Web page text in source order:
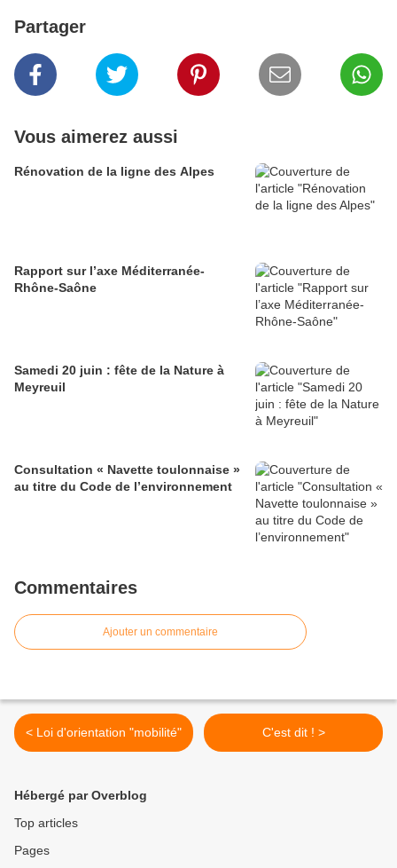
Partager
Vous aimerez aussi
Rénovation de la ligne des Alpes
Rapport sur l’axe Méditerranée-
Rhône-Saône
Samedi 20 juin : fête de la Nature à
Meyreuil
Consultation « Navette toulonnaise »
au titre du Code de l’environnement
Commentaires
Ajouter un commentaire
< Loi d'orientation "mobilité" C'est dit ! >
Hébergé par Overblog
Top articles
Pages